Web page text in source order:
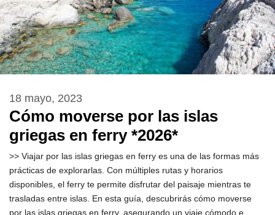
Cómo moverse por las islas
griegas en ferry *2026*
18 mayo, 2023
>> Viajar por las islas griegas en ferry es una de las formas más
prácticas de explorarlas. Con múltiples rutas y horarios
disponibles, el ferry te permite disfrutar del paisaje mientras te
trasladas entre islas. En esta guía, descubrirás cómo moverse
por las islas griegas en ferry, asegurando un viaje cómodo e